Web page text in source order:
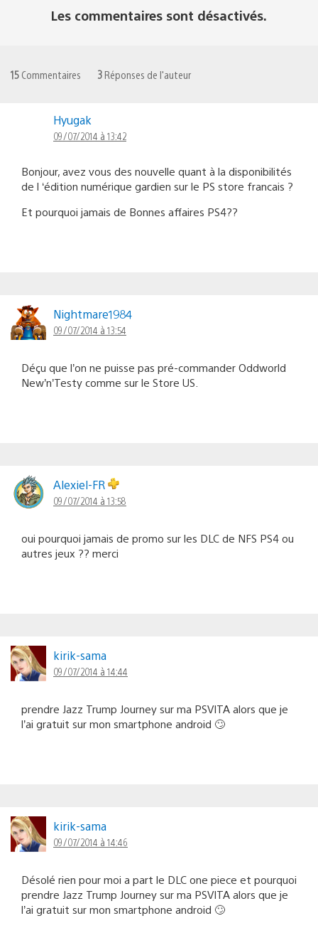
Les commentaires sont désactivés.
15 Commentaires 3 Réponses de l'auteur
Hyugak
09/07/2014 à 13:42
Bonjour, avez vous des nouvelle quant à la disponibilités
de l ‘édition numérique gardien sur le PS store francais ?
Et pourquoi jamais de Bonnes affaires PS4??
Nightmare1984
09/07/2014 à 13:54
Déçu que l’on ne puisse pas pré-commander Oddworld
New’n’Testy comme sur le Store US.
Alexiel-FR
09/07/2014 à 13:58
oui pourquoi jamais de promo sur les DLC de NFS PS4 ou
autres jeux ?? merci
kirik-sama
09/07/2014 à 14:44
prendre Jazz Trump Journey sur ma PSVITA alors que je
l’ai gratuit sur mon smartphone android 🙄
kirik-sama
09/07/2014 à 14:46
Désolé rien pour moi a part le DLC one piece et pourquoi
prendre Jazz Trump Journey sur ma PSVITA alors que je
l’ai gratuit sur mon smartphone android 🙄